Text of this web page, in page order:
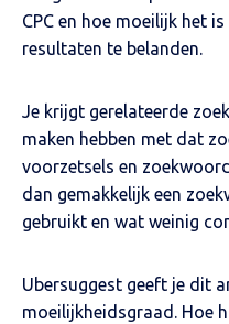
CPC en hoe moeilijk het
resultaten te belanden.
Je krijgt gerelateerde
maken hebben met dat
voorzetsels en
dan gemakkelijk een
gebruikt en wat weinig
Ubersuggest geeft je dit
moeilijkheidsgraad. Hoe